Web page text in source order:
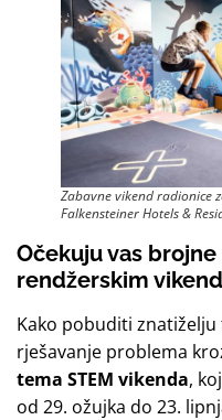
Zabavne vikend radionice
Falkensteiner Hotels &
Očekuju vas
rendžerskim
Kako pobuditi
rješavanje problema
tema STEM vikenda,
od 29. ožujka do 23.